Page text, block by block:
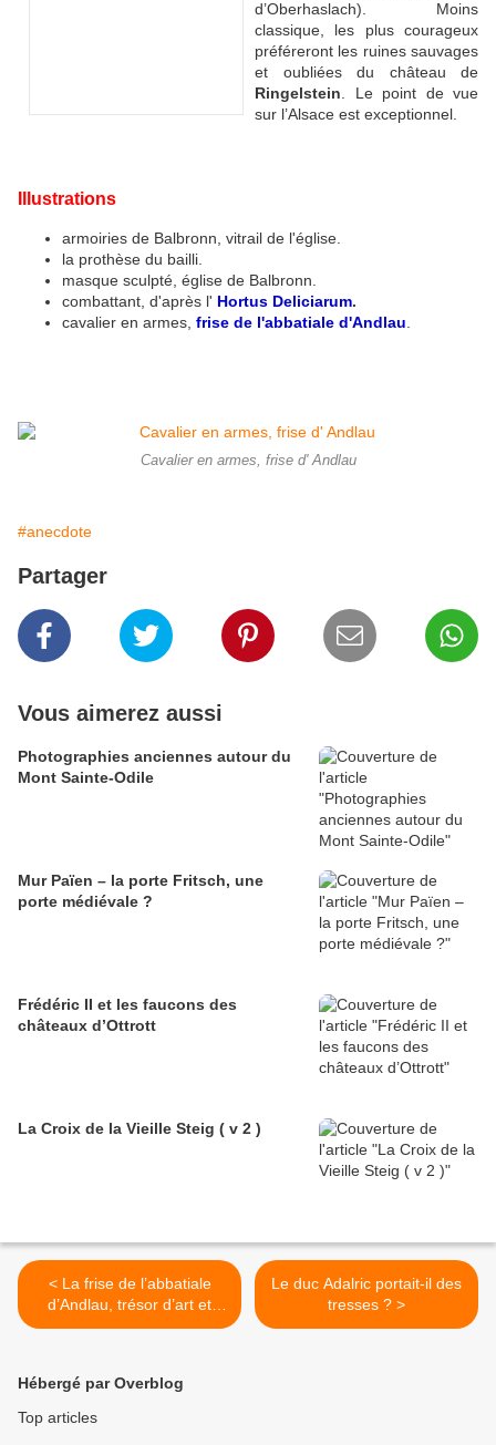
d’Oberhaslach). Moins
classique, les plus courageux
préféreront les ruines sauvages
et oubliées du château de
Ringelstein . Le point de vue
sur l’Alsace est exceptionnel.
Illustrations
armoiries de Balbronn, vitrail de l'église.
la prothèse du bailli.
masque sculpté, église de Balbronn.
combattant, d'après l' Hortus Deliciarum.
cavalier en armes, frise de l'abbatiale d'Andlau
Cavalier en armes, frise d' Andlau
#anecdote
Partager
Vous aimerez aussi
Photographies anciennes autour du
Mont Sainte-Odile
Mur Païen – la porte Fritsch, une
porte médiévale ?
Frédéric II et les faucons des
châteaux d’Ottrott
La Croix de la Vieille Steig ( v 2 )
< La frise de l’abbatiale
d’Andlau, trésor d’art et
d’humour
Le duc Adalric portait-il des
tresses ? >
Hébergé par Overblog
Top articles